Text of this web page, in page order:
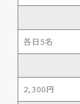
各日5名
2,300円